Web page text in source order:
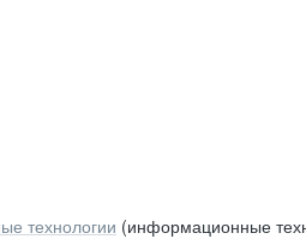
технологии (информационные